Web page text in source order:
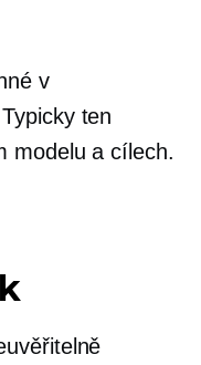
v
ten
modelu a cílech.